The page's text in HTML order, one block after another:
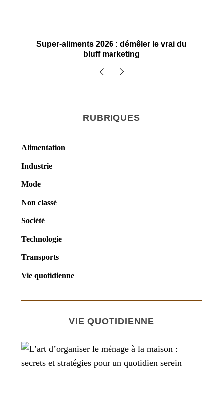
Super-aliments 2026 : démêler le vrai du
bluff marketing
RUBRIQUES
Alimentation
Industrie
Mode
Non classé
Société
Technologie
Transports
Vie quotidienne
VIE QUOTIDIENNE